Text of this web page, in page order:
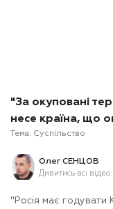
"За окуповані
несе країна, що
Тема: Суспільство
Олег СЕНЦОВ
Дивитись всі відео
"Росія має годувати